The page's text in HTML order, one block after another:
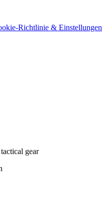
Richtlinie & Einstellungen